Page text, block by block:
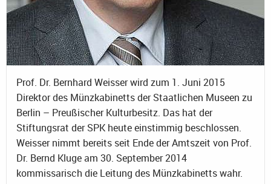
Prof. Dr. Bernhard Weisser wird zum 1. Juni 2015
Direktor des Münzkabinetts der Staatlichen Museen zu
Berlin – Preußischer Kulturbesitz. Das hat der
Stiftungsrat der SPK heute einstimmig beschlossen.
Weisser nimmt bereits seit Ende der Amtszeit von Prof.
Dr. Bernd Kluge am 30. September 2014
kommissarisch die Leitung des Münzkabinetts wahr.